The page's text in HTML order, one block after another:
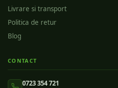
Livrare si transport
Politica de retur
Blog
CONTACT
0723 354 721